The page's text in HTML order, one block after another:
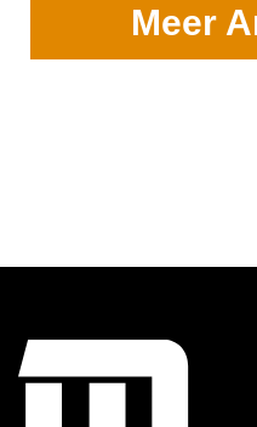
Meer